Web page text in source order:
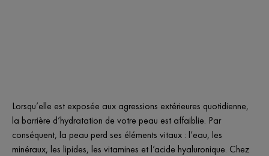
Lorsqu’elle est exposée aux agressions extérieures quotidienne,
la barrière d’hydratation de votre peau est affaiblie. Par
conséquent, la peau perd ses éléments vitaux : l’eau, les
minéraux, les lipides, les vitamines et l’acide hyaluronique. Chez